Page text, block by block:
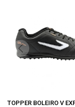
TOPPER BOLEIRO V